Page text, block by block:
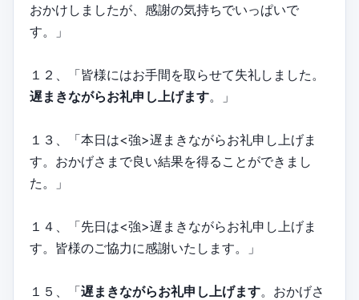
おかけしましたが、感謝の気持ちでいっぱいで
す。」
１２、「皆様にはお手間を取らせて失礼しました。
遅まきながらお礼申し上げます。」
１３、「本日は<強>遅まきながらお礼申し上げま
す。おかげさまで良い結果を得ることができまし
た。」
１４、「先日は<強>遅まきながらお礼申し上げま
す。皆様のご協力に感謝いたします。」
１５、「遅まきながらお礼申し上げます。おかげさ